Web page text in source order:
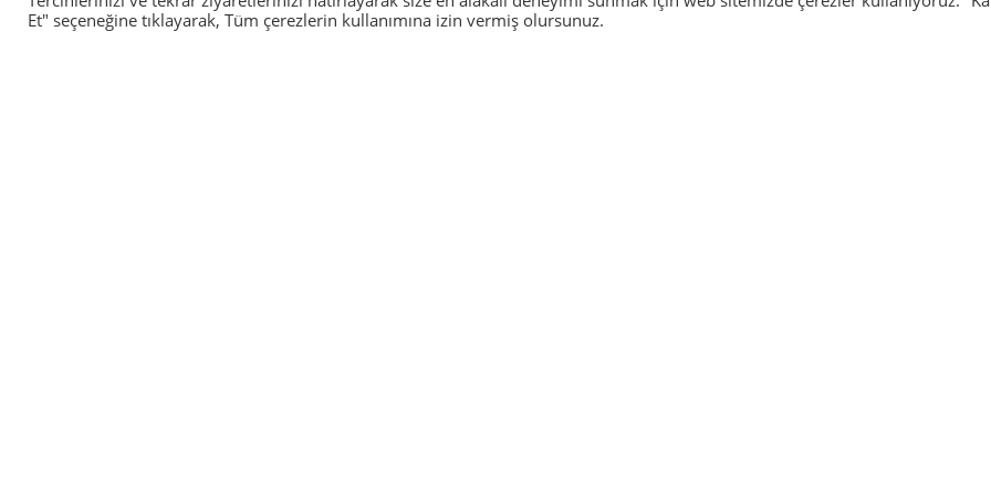
Et" seçeneğine tıklayarak, Tüm çerezlerin kullanımına izin vermiş olursunuz.